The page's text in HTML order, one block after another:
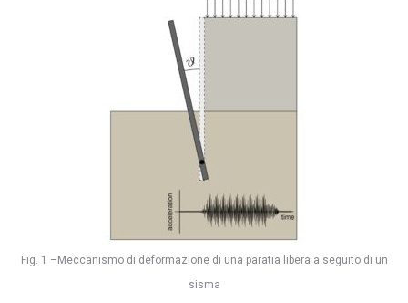
Fig. 1 –Meccanismo di deformazione di una paratia libera a seguito di un
sisma